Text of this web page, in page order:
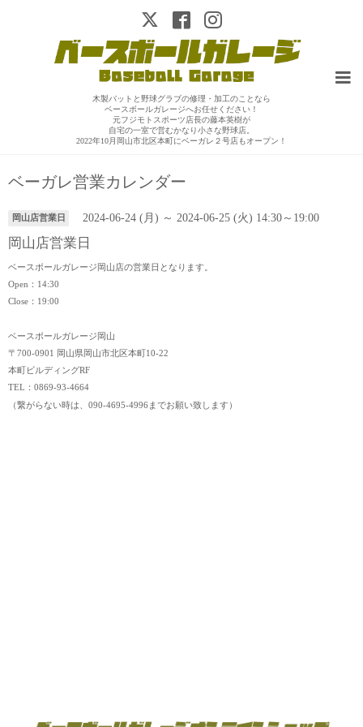
木製バットと野球グラブの修理・加工のことなら
ベースボールガレージへお任せください！
元フジモトスポーツ店長の藤本英樹が
自宅の一室で営むかなり小さな野球店。
2022年10月岡山市北区本町にベーガレ２号店もオープン！
ベーガレ営業カレンダー
岡山店営業日 2024-06-24 (月) ～ 2024-06-25 (火) 14:30～19:00
岡山店営業日
ベースボールガレージ岡山店の営業日となります。
Open：14:30
Close：19:00
ベースボールガレージ岡山
〒700-0901 岡山県岡山市北区本町10-22
本町ビルディングRF
TEL：0869-93-4664
（繋がらない時は、090-4695-4996までお願い致します）